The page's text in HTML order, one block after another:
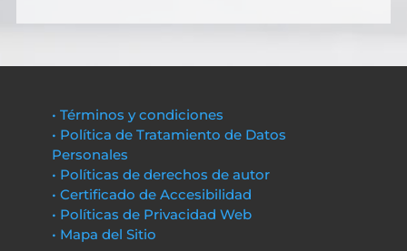
• Términos y condiciones
• Política de Tratamiento de Datos
Personales
• Políticas de derechos de autor
• Certificado de Accesibilidad
• Políticas de Privacidad Web
• Mapa del Sitio